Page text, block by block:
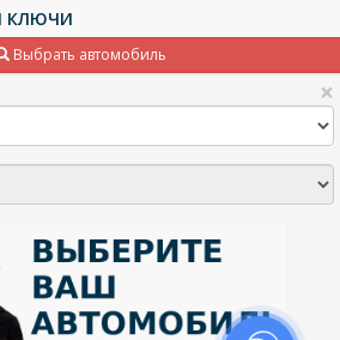
КЛЮЧИ
МИКРОСХЕМЫ
(29) 109-11-00
П.К., УНП: 1903373346
Выбрать автомобиль
×